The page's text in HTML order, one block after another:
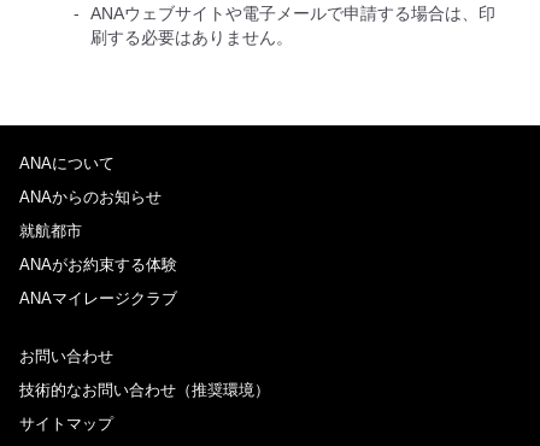
ANAウェブサイトや電子メールで申請する場合は、印
刷する必要はありません。
ANAについて
ANAからのお知らせ
就航都市
ANAがお約束する体験
ANAマイレージクラブ
お問い合わせ
技術的なお問い合わせ（推奨環境）
サイトマップ